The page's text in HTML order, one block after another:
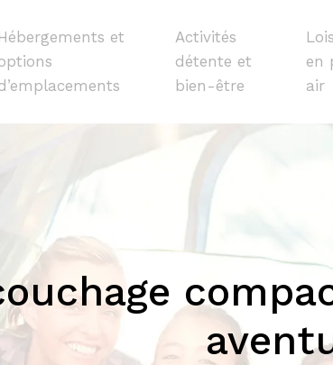
Hébergements et
Activités
détente et
bien-être
en
air